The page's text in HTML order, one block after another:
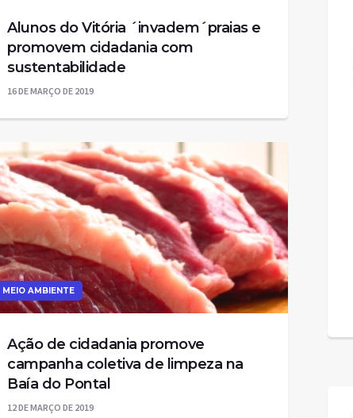
Alunos do Vitória ´invadem´praias e
promovem cidadania com
sustentabilidade
16 DE MARÇO DE 2019
MEIO AMBIENTE
Ação de cidadania promove
campanha coletiva de limpeza na
Baía do Pontal
12 DE MARÇO DE 2019